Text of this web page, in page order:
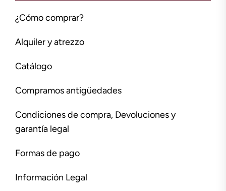
¿Cómo comprar?
Alquiler y atrezzo
Catálogo
Compramos antigüedades
Condiciones de compra, Devoluciones y
garantía legal
Formas de pago
Información Legal